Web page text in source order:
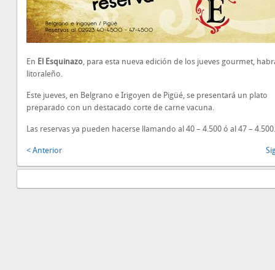
En El Esquinazo, para esta nueva edición de los jueves gourmet,
litoraleño.
Este jueves, en Belgrano e Irigoyen de Pigüé, se presentará un plato
preparado con un destacado corte de carne vacuna.
Las reservas ya pueden hacerse llamando al 40 – 4.500 ó al 47 – 4.500.
< Anterior